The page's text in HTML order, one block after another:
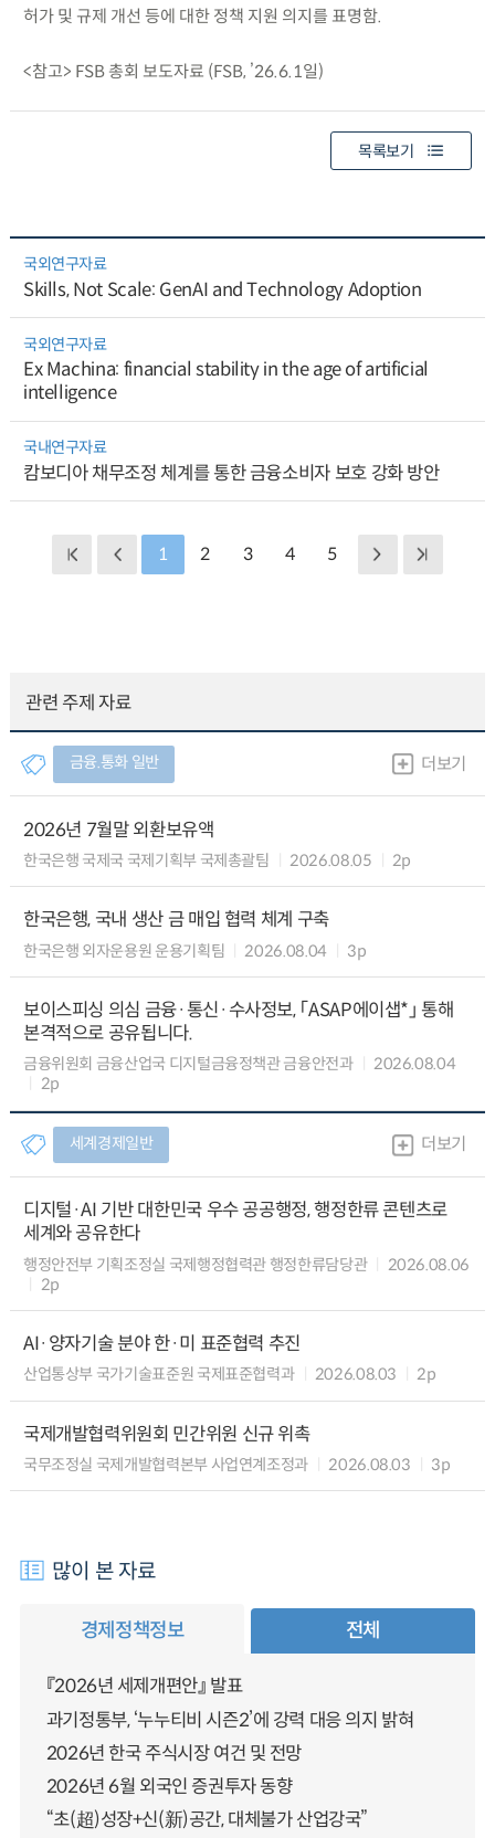
허가 및 규제 개선 등에 대한 정책 지원 의지를 표명함.
<참고> FSB 총회 보도자료 (FSB, ’26.6.1일)
목록보기
국외연구자료
Skills, Not Scale: GenAI and Technology Adoption
국외연구자료
Ex Machina: financial stability in the age of artificial
intelligence
국내연구자료
캄보디아 채무조정 체계를 통한 금융소비자 보호 강화 방안
1 2 3 4 5
관련 주제 자료
금융.통화 일반 더보기
2026년 7월말 외환보유액
한국은행 국제국 국제기획부 국제총괄팀 2026.08.05 2p
한국은행, 국내 생산 금 매입 협력 체계 구축
한국은행 외자운용원 운용기획팀 2026.08.04 3p
보이스피싱 의심 금융·통신·수사정보, 「ASAP에이샙*」 통해
본격적으로 공유됩니다.
금융위원회 금융산업국 디지털금융정책관 금융안전과
2026.08.04
2p
세계경제일반 더보기
디지털·AI 기반 대한민국 우수 공공행정, 행정한류 콘텐츠로
세계와 공유한다
행정안전부 기획조정실 국제행정협력관 행정한류담당관
2026.08.06
2p
AI·양자기술 분야 한·미 표준협력 추진
산업통상부 국가기술표준원 국제표준협력과 2026.08.03 2p
국제개발협력위원회 민간위원 신규 위촉
국무조정실 국제개발협력본부 사업연계조정과 2026.08.03 3p
많이 본 자료
경제정책정보 전체
『2026년 세제개편안』 발표
과기정통부, ‘누누티비 시즌2’에 강력 대응 의지 밝혀
2026년 한국 주식시장 여건 및 전망
2026년 6월 외국인 증권투자 동향
“초(超)성장+신(新)공간, 대체불가 산업강국”